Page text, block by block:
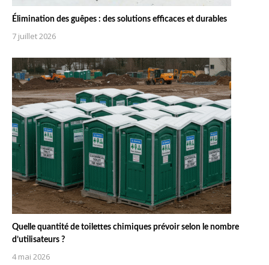
Élimination des guêpes : des solutions efficaces et durables
7 juillet 2026
Quelle quantité de toilettes chimiques prévoir selon le nombre
d’utilisateurs ?
4 mai 2026